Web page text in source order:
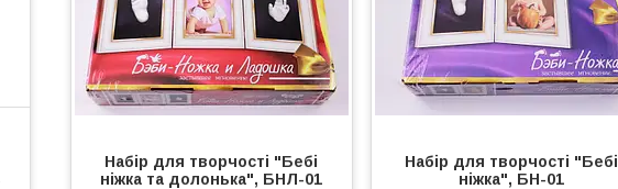
Набір для творчості "Бебі
ніжка та долонька", БНЛ-01
Набір для творчості "Бебі
ніжка", БН-01